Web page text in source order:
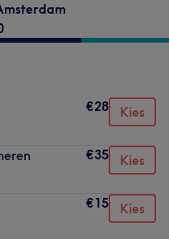
€28 Kies
€35 Kies
€15 Kies